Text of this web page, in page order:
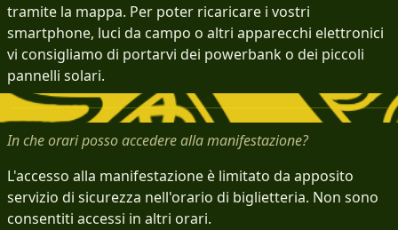
tramite la mappa. Per poter ricaricare i vostri
smartphone, luci da campo o altri apparecchi elettronici
vi consigliamo di portarvi dei powerbank o dei piccoli
pannelli solari.
In che orari posso accedere alla manifestazione?
L'accesso alla manifestazione è limitato da apposito
servizio di sicurezza nell'orario di biglietteria. Non sono
consentiti accessi in altri orari.